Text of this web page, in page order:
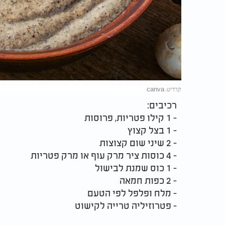
קרדיט: canva
רכיבים:
- 1 קילו פטריות, פרוסות
- 1 בצל קצוץ
- 2 שיני שום קצוצות
- 4 כוסות ציר מרק עוף או מרק פטריות
- 1 כוס שמנת לבישול
- 2 כפות חמאה
- מלח ופלפל לפי הטעם
- פטרוזיליה טרייה לקישוט